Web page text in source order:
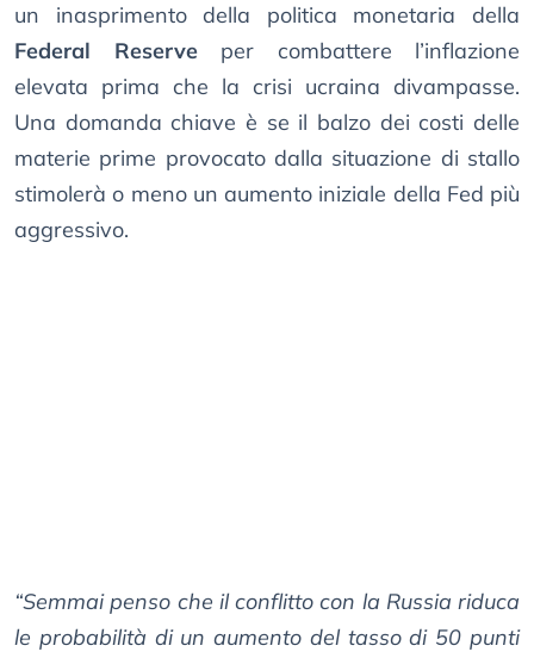
un inasprimento della politica monetaria della
Federal Reserveper combattere l’inflazione
elevata prima che la crisi ucraina divampasse.
Una domanda chiave è se il balzo dei costi delle
materie prime provocato dalla situazione di stallo
stimolerà o meno un aumento iniziale della Fed più
aggressivo.
“Semmai penso che il conflitto con la Russia riduca
le probabilità di un aumento del tasso di 50 punti